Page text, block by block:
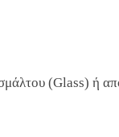
(Glass) ή